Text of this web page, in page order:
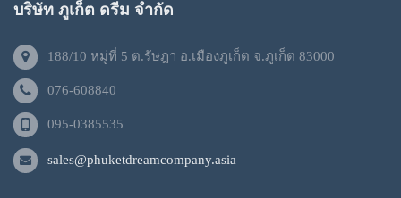
บริษัท ภูเก็ต ดรีม จำกัด
188/10 หมู่ที่ 5 ต.รัษฎา อ.เมืองภูเก็ต จ.ภูเก็ต 83000
076-608840
095-0385535
sales@phuketdreamcompany.asia